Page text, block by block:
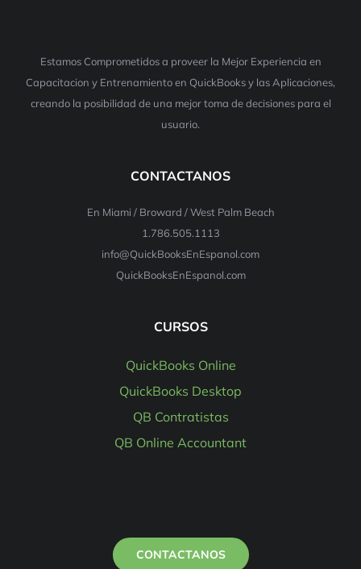
Estamos Comprometidos a proveer la Mejor Experiencia en
Capacitacion y Entrenamiento en QuickBooks y las Aplicaciones,
creando la posibilidad de una mejor toma de decisiones para el
usuario.
CONTACTANOS
En Miami / Broward / West Palm Beach
1.786.505.1113
info@QuickBooksEnEspanol.com
QuickBooksEnEspanol.com
CURSOS
QuickBooks Online
QuickBooks Desktop
QB Contratistas
QB Online Accountant
CONTACTANOS